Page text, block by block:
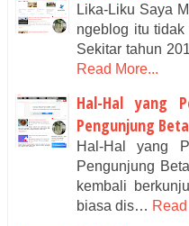
Lika-Liku Saya
ngeblog itu
Sekitar tahun
Read More...
Hal-Hal yang
Pengunjung
Hal-Hal yang
Pengunjung
kembali
biasa dis…